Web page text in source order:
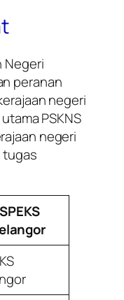
Negeri
peranan
negeri
PSKNS
negeri
tugas